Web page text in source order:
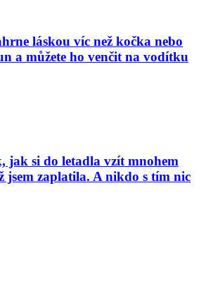
láskou víc než kočka nebo
a můžete ho venčit na vodítku
jak si do letadla vzít mnohem
jsem zaplatila. A nikdo s tím nic